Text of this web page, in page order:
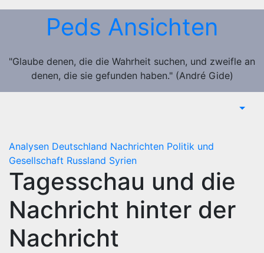
Zum
Peds Ansichten
"Glaube denen, die die Wahrheit suchen, und zweifle an
denen, die sie gefunden haben." (André Gide)
Analysen Deutschland Nachrichten Politik und
Gesellschaft Russland Syrien
Tagesschau und die
Nachricht hinter der
Nachricht